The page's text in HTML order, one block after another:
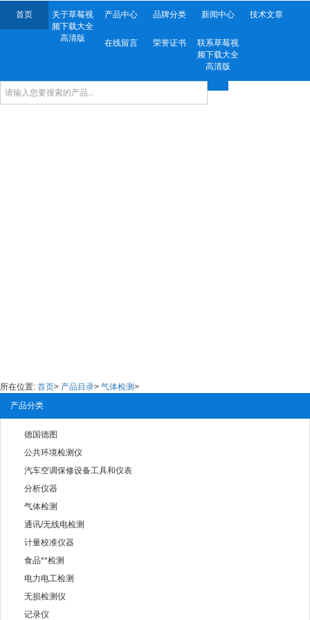
首页
关于草莓视
频下载大全
高清版
产品中心 品牌分类 新闻中心 技术文章
在线留言 荣誉证书
联系草莓视
频下载大全
高清版
所在位置: 首页> 产品目录> 气体检测>
产品分类
德国德图
公共环境检测仪
汽车空调保修设备工具和仪表
分析仪器
气体检测
通讯/无线电检测
计量校准仪器
食品**检测
电力电工检测
无损检测仪
记录仪